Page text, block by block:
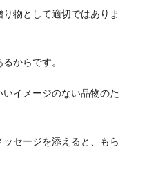
物として適切ではありま
からです。
イメージのない品物のた
セージを添えると、もら